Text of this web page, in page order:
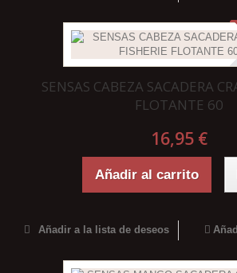
SENSAS CABEZA SACADERA
FLOTANTE 60
16,95 €
Añadir al carrito
Añadir a la lista de deseos